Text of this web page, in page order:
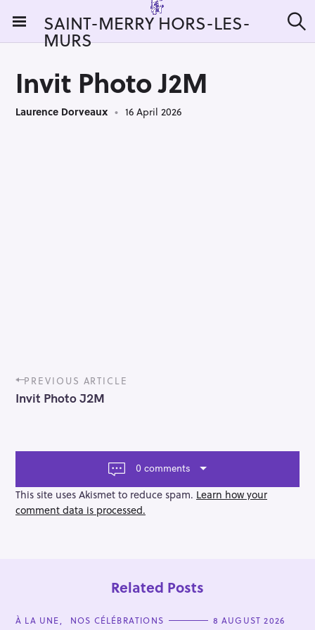
i
SAINT-MERRY HORS-LES-
MURS e
Invit Photo J2M
Laurence Dorveaux 16 April 2026
P
o
s
a
g
a
t
PREVIOUS ARTICLE
Invit Photo J2M
0 comments
This site uses Akismet to reduce spam. Learn how your
comment data is processed.
Related Posts
C
À LA UNE NOS CÉLÉBRATIONS 8 AUGUST 2026